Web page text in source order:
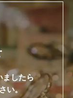
ましたら
い。